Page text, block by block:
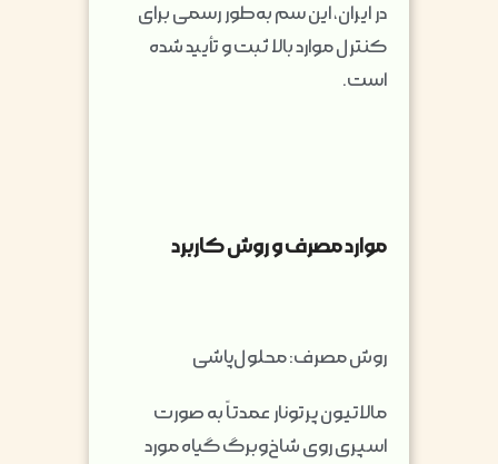
در ایران، این سم به‌طور رسمی برای
کنترل موارد بالا ثبت و تأیید شده
است.
موارد مصرف و روش کاربرد
روش مصرف: محلول‌پاشی
مالاتیون پرتونار عمدتاً به صورت
اسپری روی شاخ‌وبرگ گیاه مورد